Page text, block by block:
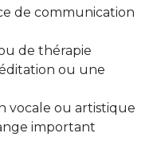
de communication
de thérapie
ou une
vocale ou artistique
important